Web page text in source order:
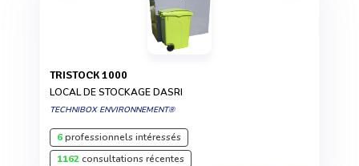
TRISTOCK 1000
LOCAL DE STOCKAGE DASRI
TECHNIBOX ENVIRONNEMENT®
6professionnels intéressés
1162consultations récentes